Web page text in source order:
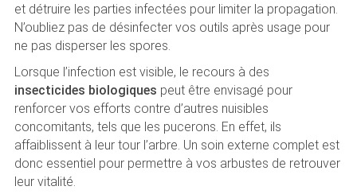
et détruire les parties infectées pour limiter la propagation.
N’oubliez pas de désinfecter vos outils après usage pour
ne pas disperser les spores.
Lorsque l’infection est visible, le recours à des
insecticides biologiques peut être envisagé pour
renforcer vos efforts contre d’autres nuisibles
concomitants, tels que les pucerons. En effet, ils
affaiblissent à leur tour l’arbre. Un soin externe complet est
donc essentiel pour permettre à vos arbustes de retrouver
leur vitalité.